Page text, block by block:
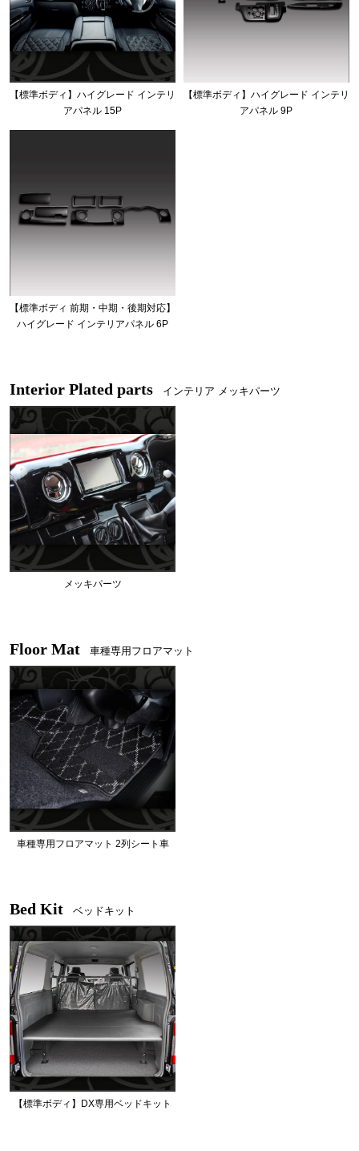
【標準ボディ】ハイグレード インテリ
アパネル 15P
【標準ボディ】ハイグレード インテリ
アパネル 9P
【標準ボディ 前期・中期・後期対応】
ハイグレード インテリアパネル 6P
Interior Plated parts インテリア メッキパーツ
メッキパーツ
Floor Mat 車種専用フロアマット
車種専用フロアマット 2列シート車
Bed Kit ベッドキット
【標準ボディ】DX専用ベッドキット